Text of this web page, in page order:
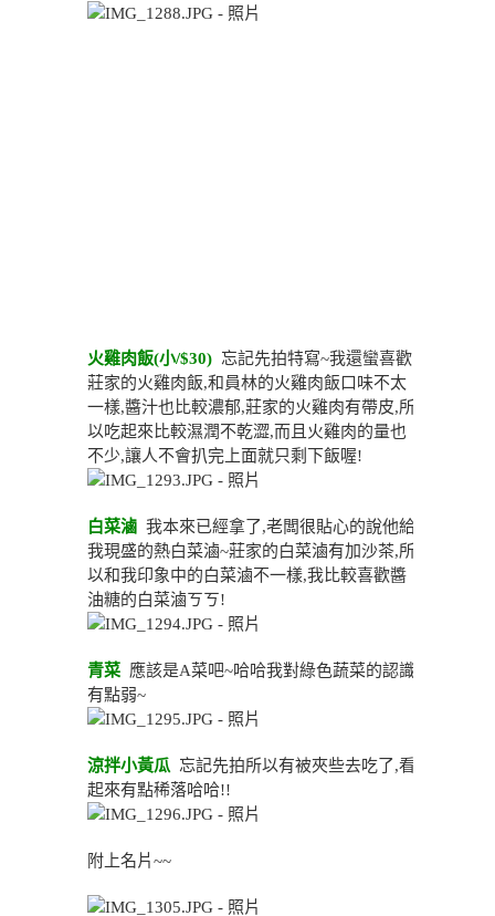
火雞肉飯(小/$30) 忘記先拍特寫~我還蠻喜歡
莊家的火雞肉飯,和員林的火雞肉飯口味不太
一樣,醬汁也比較濃郁,莊家的火雞肉有帶皮,所
以吃起來比較濕潤不乾澀,而且火雞肉的量也
不少,讓人不會扒完上面就只剩下飯喔!
白菜滷 我本來已經拿了,老闆很貼心的說他給
我現盛的熱白菜滷~莊家的白菜滷有加沙茶,所
以和我印象中的白菜滷不一樣,我比較喜歡醬
油糖的白菜滷ㄎㄎ!
青菜 應該是A菜吧~哈哈我對綠色蔬菜的認識
有點弱~
涼拌小黃瓜 忘記先拍所以有被夾些去吃了,看
起來有點稀落哈哈!!
附上名片~~